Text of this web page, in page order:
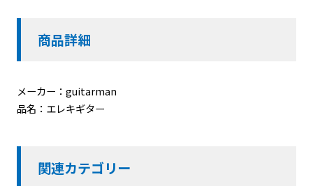
商品詳細
メーカー：guitarman
品名：エレキギター
関連カテゴリー